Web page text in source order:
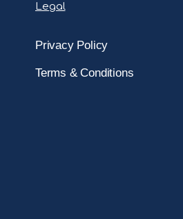
Legal
Privacy Policy
Terms & Conditions